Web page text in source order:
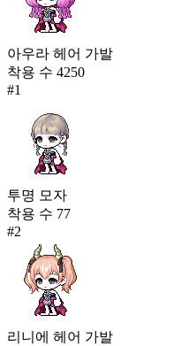
아우라 헤어 가발
착용 수 4250
#1
투명 모자
착용 수 77
#2
리니에 헤어 가발